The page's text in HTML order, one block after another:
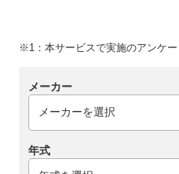
※1：本サービスで実施のアンケー
メーカー
年式